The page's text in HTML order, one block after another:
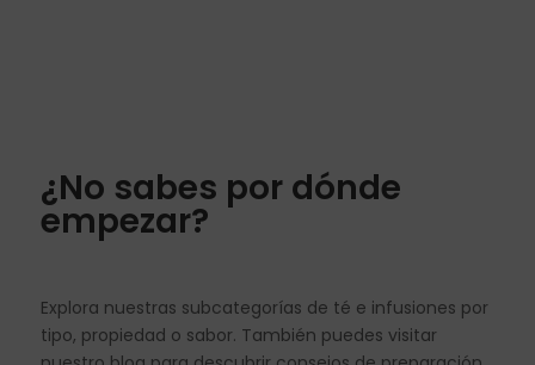
¿No sabes por dónde
empezar?
Explora nuestras subcategorías de té e infusiones por
tipo, propiedad o sabor. También puedes visitar